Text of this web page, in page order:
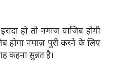
हो तो नमाज वाजिब होगी
होगा नमाज़ पुरी करने के लिए
कहना सुन्नत है।